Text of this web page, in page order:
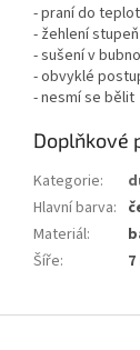
- praní do
- žehlení
- sušení v
- obvyklé
- nesmí se bělit
Doplňkové
Kategorie:
Hlavní barva:
Materiál:
Šíře: